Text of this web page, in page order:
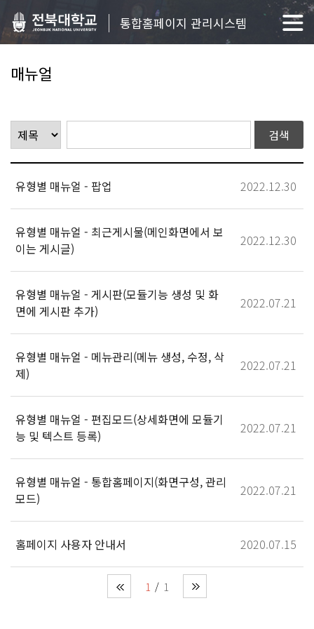
통합홈페이지 관리시스템
매뉴얼
유형별 매뉴얼 - 팝업 2022.12.30
유형별 매뉴얼 - 최근게시물(메인화면에서 보
이는 게시글)
2022.12.30
유형별 매뉴얼 - 게시판(모듈기능 생성 및 화
면에 게시판 추가)
2022.07.21
유형별 매뉴얼 - 메뉴관리(메뉴 생성, 수정, 삭
제)
2022.07.21
유형별 매뉴얼 - 편집모드(상세화면에 모듈기
능 및 텍스트 등록)
2022.07.21
유형별 매뉴얼 - 통합홈페이지(화면구성, 관리
모드)
2022.07.21
홈페이지 사용자 안내서 2020.07.15
1 1